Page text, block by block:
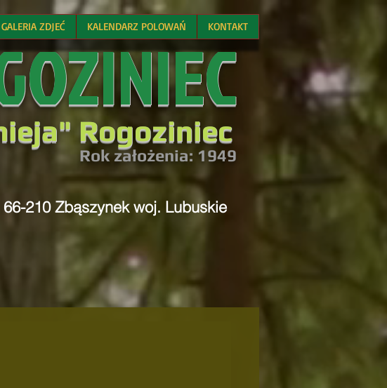
GALERIA ZDJEĆ KALENDARZ POLOWAŃ KONTAKT
Rogoziniec
Rok założenia: 1949
210 Zbąszynek woj. Lubuskie